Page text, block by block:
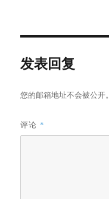
发表回复
您的邮箱地址不会被公开。
评论 *